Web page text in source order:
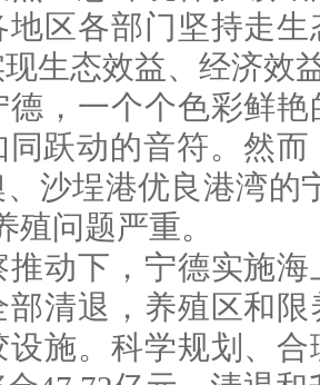
地区各部门坚持走
生态效益、经济效
一个个色彩鲜艳
跃动的音符。然而
沙埕港优良港湾的
殖问题严重。
下，宁德实施海
部清退，养殖区和
设施。科学规划、